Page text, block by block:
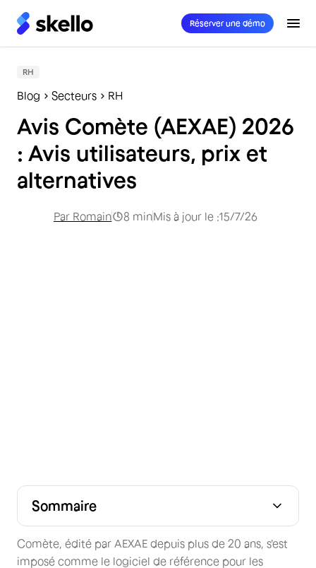
Réserver une démo
RH
Blog Secteurs RH
Avis Comète (AEXAE) 2026
: Avis utilisateurs, prix et
alternatives
Par Romain 8 minMis à jour le :15/7/26
Comète, édité par AEXAE depuis plus de 20 ans, s'est
imposé comme le logiciel de référence pour les
Sommaire
limites)